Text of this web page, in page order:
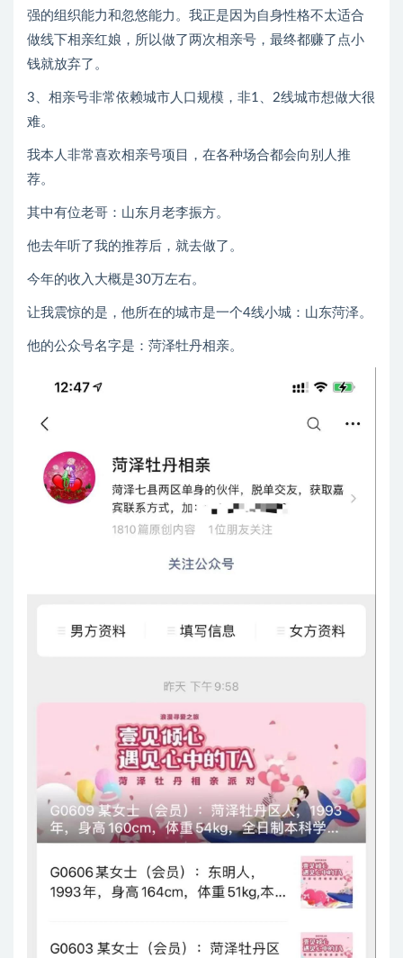
强的组织能力和忽悠能力。我正是因为自身性格不太适合
做线下相亲红娘，所以做了两次相亲号，最终都赚了点小
钱就放弃了。
3、相亲号非常依赖城市人口规模，非1、2线城市想做大很
难。
我本人非常喜欢相亲号项目，在各种场合都会向别人推
荐。
其中有位老哥：山东月老李振方。
他去年听了我的推荐后，就去做了。
今年的收入大概是30万左右。
让我震惊的是，他所在的城市是一个4线小城：山东菏泽。
他的公众号名字是：菏泽牡丹相亲。